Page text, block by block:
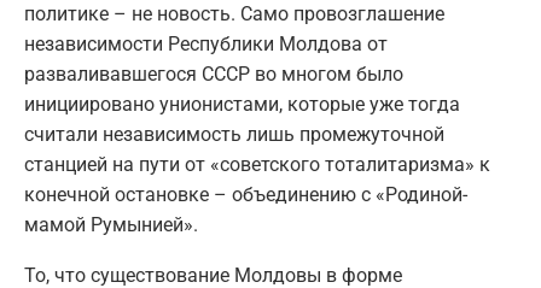
политике – не новость. Само провозглашение
независимости Республики Молдова от
разваливавшегося СССР во многом было
инициировано унионистами, которые уже тогда
считали независимость лишь промежуточной
станцией на пути от «советского тоталитаризма» к
конечной остановке – объединению с «Родиной-
мамой Румынией».
То, что существование Молдовы в форме